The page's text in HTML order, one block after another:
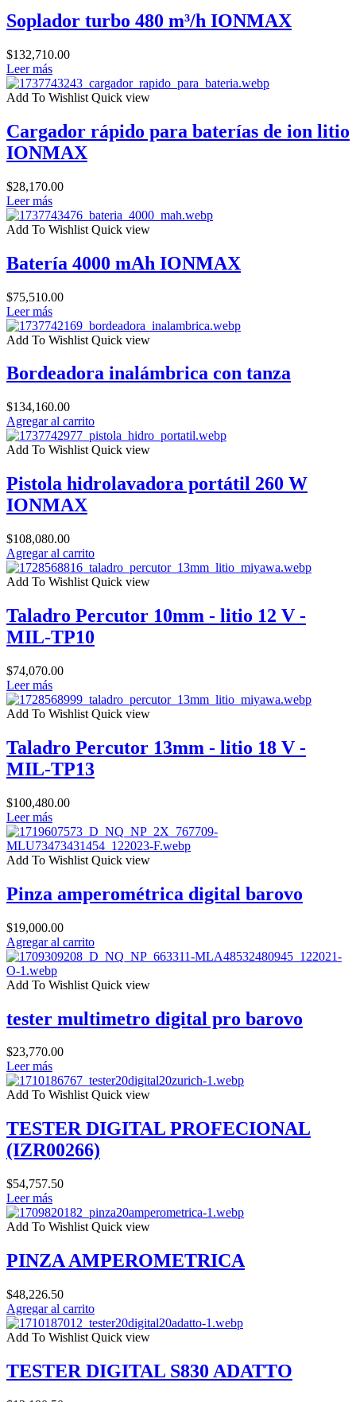
Soplador turbo 480 m³/h IONMAX
$132,710.00
Leer más
Add To Wishlist Quick view
Cargador rápido para baterías de ion litio
IONMAX
$28,170.00
Leer más
Add To Wishlist Quick view
Batería 4000 mAh IONMAX
$75,510.00
Leer más
Add To Wishlist Quick view
Bordeadora inalámbrica con tanza
$134,160.00
Agregar al carrito
Add To Wishlist Quick view
Pistola hidrolavadora portátil 260 W
IONMAX
$108,080.00
Agregar al carrito
Add To Wishlist Quick view
Taladro Percutor 10mm - litio 12 V -
MIL-TP10
$74,070.00
Leer más
Add To Wishlist Quick view
Taladro Percutor 13mm - litio 18 V -
MIL-TP13
$100,480.00
Leer más
Add To Wishlist Quick view
Pinza amperométrica digital barovo
$19,000.00
Agregar al carrito
Add To Wishlist Quick view
tester multimetro digital pro barovo
$23,770.00
Leer más
Add To Wishlist Quick view
TESTER DIGITAL PROFECIONAL
(IZR00266)
$54,757.50
Leer más
Add To Wishlist Quick view
PINZA AMPEROMETRICA
$48,226.50
Agregar al carrito
Add To Wishlist Quick view
TESTER DIGITAL S830 ADATTO